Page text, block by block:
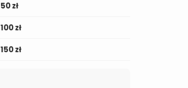
50 zł
100 zł
150 zł